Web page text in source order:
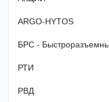
ARGO-HYTOS
БРС -
РТИ
РВД